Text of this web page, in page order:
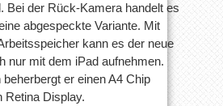
Bei der Rück-Kamera handelt es
abgespeckte Variante. Mit
kann es der neue
nur mit dem iPad aufnehmen.
beherbergt er einen A4 Chip
Retina Display.